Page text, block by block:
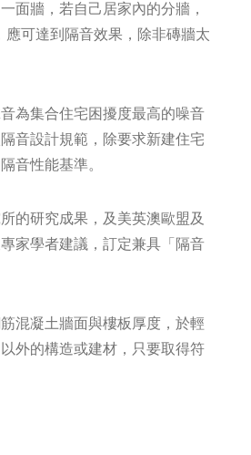
面牆，若自己居家內的分牆，
可達到隔音效果，除非磚牆太
為集合住宅困擾度最高的噪音
音設計規範，除要求新建住宅
音性能基準。
的研究成果，及美英澳歐盟及
家學者建議，訂定兼具「隔音
混凝土牆面與樓板厚度，於輕
外的構造或建材，只要取得符